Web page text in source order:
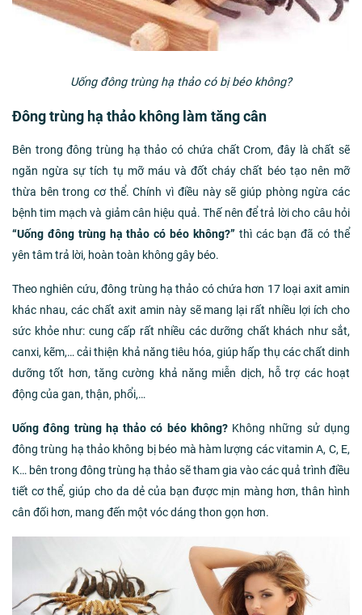
Uống đông trùng hạ thảo có bị béo không?
Đông trùng hạ thảo không làm tăng cân
Bên trong đông trùng hạ thảo có chứa chất Crom, đây là chất sẽ
ngăn ngừa sự tích tụ mỡ máu và đốt cháy chất béo tạo nên mỡ
thừa bên trong cơ thể. Chính vì điều này sẽ giúp phòng ngừa các
bệnh tim mạch và giảm cân hiệu quả. Thế nên để trả lời cho câu hỏi
“Uống đông trùng hạ thảo có béo không?” thì các bạn đã có thể
yên tâm trả lời, hoàn toàn không gây béo.
Theo nghiên cứu, đông trùng hạ thảo có chứa hơn 17 loại axit amin
khác nhau, các chất axit amin này sẽ mang lại rất nhiều lợi ích cho
sức khỏe như: cung cấp rất nhiều các dưỡng chất khách như sắt,
canxi, kẽm,… cải thiện khả năng tiêu hóa, giúp hấp thụ các chất dinh
dưỡng tốt hơn, tăng cường khả năng miễn dịch, hỗ trợ các hoạt
động của gan, thận, phổi,…
Uống đông trùng hạ thảo có béo không?Không những sử dụng
đông trùng hạ thảo không bị béo mà hàm lượng các vitamin A, C, E,
K… bên trong đông trùng hạ thảo sẽ tham gia vào các quả trình điều
tiết cơ thể, giúp cho da dẻ của bạn được mịn màng hơn, thân hình
cân đối hơn, mang đến một vóc dáng thon gọn hơn.